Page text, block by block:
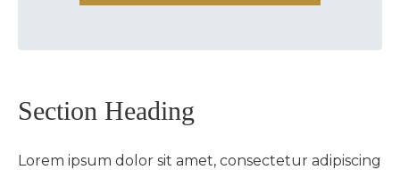
Section Heading
Lorem ipsum dolor sit amet, consectetur adipiscing